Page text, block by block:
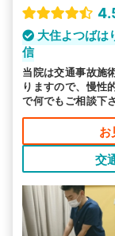
大住よつばは
信
当院は交通事故施
りますので、慢性
で何でもご相談下
お
交